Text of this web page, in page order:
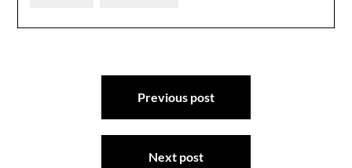
Navigation
Previous post
Next post